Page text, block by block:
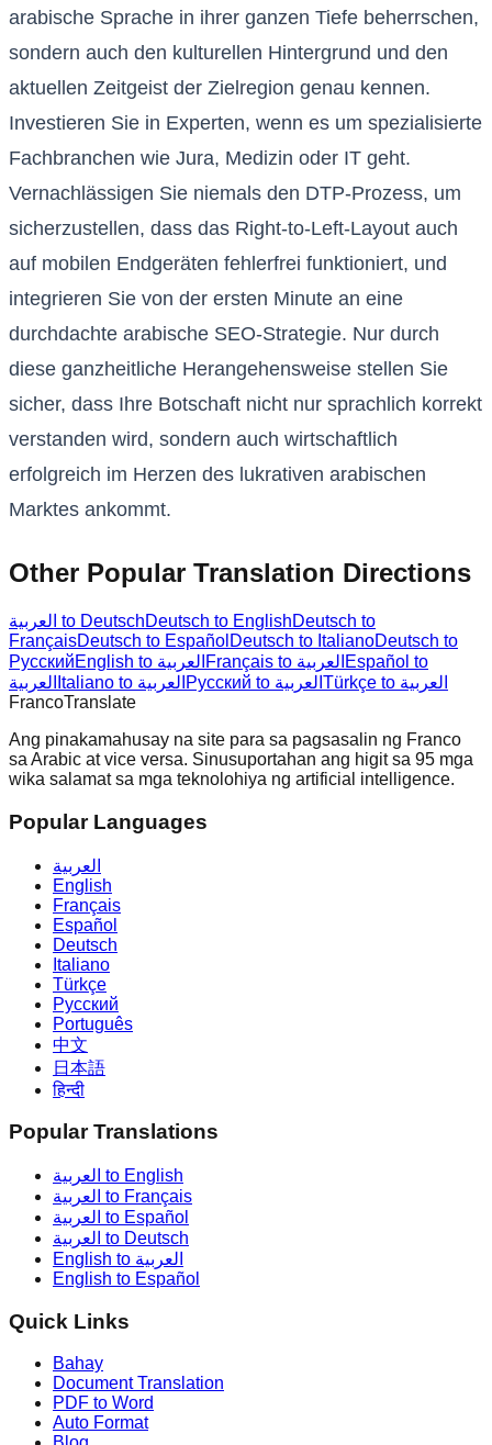
arabische Sprache in ihrer ganzen Tiefe beherrschen,
sondern auch den kulturellen Hintergrund und den
aktuellen Zeitgeist der Zielregion genau kennen.
Investieren Sie in Experten, wenn es um spezialisierte
Fachbranchen wie Jura, Medizin oder IT geht.
Vernachlässigen Sie niemals den DTP-Prozess, um
sicherzustellen, dass das Right-to-Left-Layout auch
auf mobilen Endgeräten fehlerfrei funktioniert, und
integrieren Sie von der ersten Minute an eine
durchdachte arabische SEO-Strategie. Nur durch
diese ganzheitliche Herangehensweise stellen Sie
sicher, dass Ihre Botschaft nicht nur sprachlich korrekt
verstanden wird, sondern auch wirtschaftlich
erfolgreich im Herzen des lukrativen arabischen
Marktes ankommt.
Other Popular Translation Directions
العربية to DeutschDeutsch to EnglishDeutsch to
FrançaisDeutsch to Español Deutsch to ItalianoDeutsch to
Русский
English to العربية Français to العربية Español to
العربية
Italiano to العربية Русский to العربية
Türkçe to العربية
FrancoTranslate
Ang pinakamahusay na site para sa pagsasalin ng Franco
sa Arabic at vice versa. Sinusuportahan ang higit sa 95 mga
wika salamat sa mga teknolohiya ng artificial intelligence.
Popular Languages
العربية
English
Français
Español
Deutsch
Italiano
Türkçe
Русский
Português
中文
日本語
हिन्दी
Popular Translations
العربية to English
العربية to Français
العربية to Español
العربية to Deutsch
English to العربية
English to Español
Quick Links
Bahay
Document Translation
PDF to Word
Auto Format